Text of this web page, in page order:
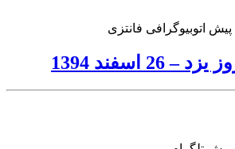
اسفند 1394